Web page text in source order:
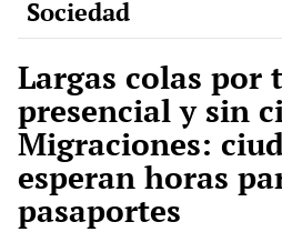
Sociedad
Largas colas por
presencial y sin
Migraciones:
esperan horas
pasaportes